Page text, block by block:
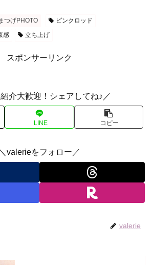
つげPHOTO
ピンクロッド
感 立ち上げ
スポンサーリンク
介大歓迎！シェアしてね♪／
LINE コピー
＼valerieをフォロー／
valerie